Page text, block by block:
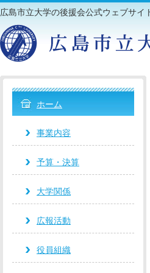
広島市立大学の後援会公式ウェブサイ
ホーム
事業内容
予算・決算
大学関係
広報活動
役員組織